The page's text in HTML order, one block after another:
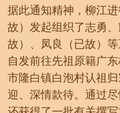
据此通知精神，柳江
故）发起组织了志勇
故）、凤良（已故）
自发前往先祖原籍广
市隆白镇白泡村认祖
迎、深情款待。通过